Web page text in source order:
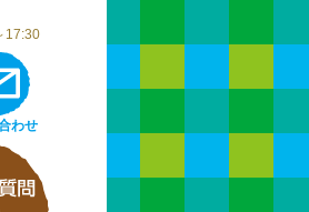
17:30
わせ